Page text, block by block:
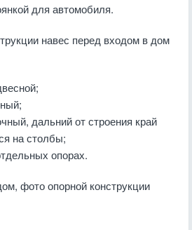
для автомобиля.
навес перед входом в дом
дальний от строения край
на столбы;
опорах.
фото опорной конструкции